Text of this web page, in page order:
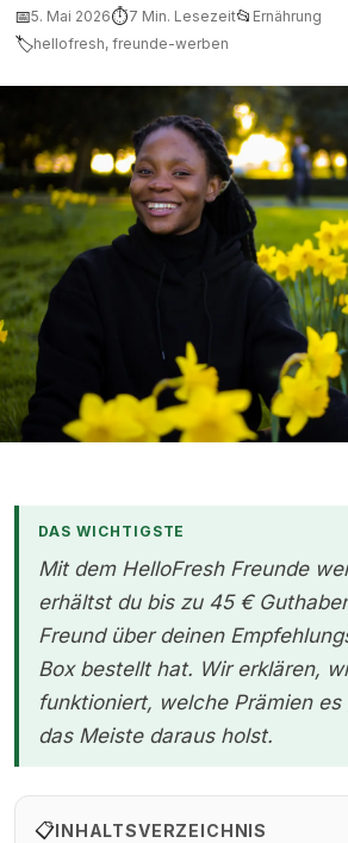
📅5. Mai 2026⏱7 Min. Lesezeit📂 Ernährung
🏷hellofresh, freunde-werben
DAS WICHTIGSTE
Mit dem HelloFresh Freunde
erhältst du bis zu 45 €
Freund über deinen
Box bestellt hat. Wir erklären,
funktioniert, welche Prämien
das Meiste daraus holst.
📋INHALTSVERZEICHNIS